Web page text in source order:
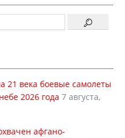
21 века боевые самолеты
2026 года 7 августа,
афгано-